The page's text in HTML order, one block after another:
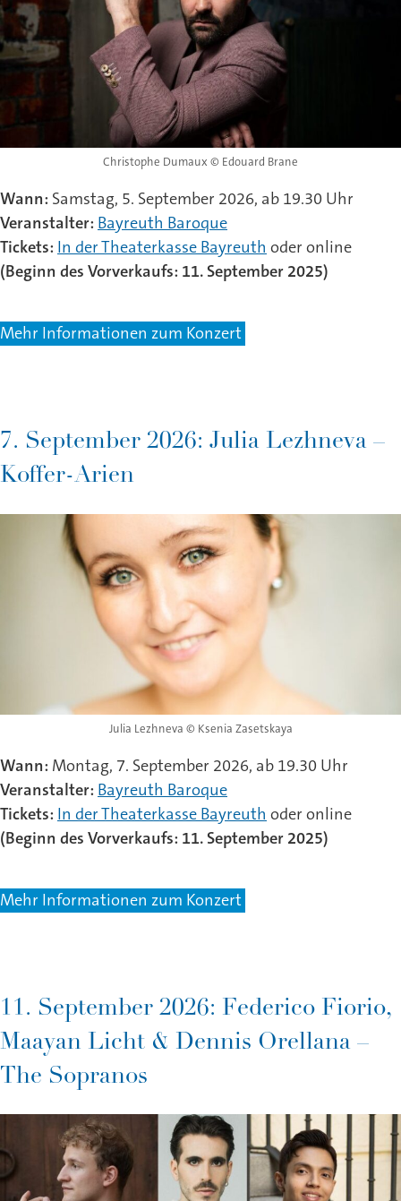
Christophe Dumaux © Edouard Brane
Wann: Samstag, 5. September 2026, ab 19.30 Uhr
Veranstalter: Bayreuth Baroque
Tickets: In der Theaterkasse Bayreuth oder online
(Beginn des Vorverkaufs: 11. September 2025)
Mehr Informationen zum Konzert
7. September 2026: Julia Lezhneva –
Koffer-Arien
Julia Lezhneva © Ksenia Zasetskaya
Wann: Montag, 7. September 2026, ab 19.30 Uhr
Veranstalter: Bayreuth Baroque
Tickets: In der Theaterkasse Bayreuth oder online
(Beginn des Vorverkaufs: 11. September 2025)
Mehr Informationen zum Konzert
11. September 2026: Federico Fiorio,
Maayan Licht & Dennis Orellana –
The Sopranos